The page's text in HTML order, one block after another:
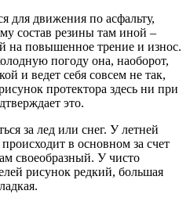
для движения по асфальту,
состав резины там иной –
на повышенное трение и износ.
погоду она, наоборот,
и ведет себя совсем не так,
протектора здесь ни при
это.
за лед или снег. У летней
в основном за счет
своеобразный. У чисто
рисунок редкий, большая